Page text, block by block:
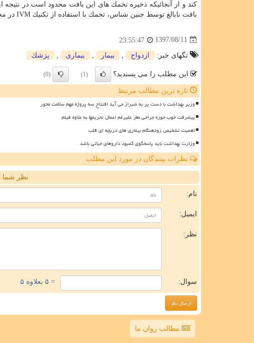
كند و از آنجائیكه ذخیره تخمك های این بافت محدود است در
بافت نابالغ توسط جنین شناس، تخمك با استفاده از تكنیك IVM در محیط آزمایشگاه، تكثیر و بالغ شود.
1397/08/11
23:55:47
تگهای خبر: ازدواج بیمار بیماری پزشك
این مطلب را می پسندید؟ (1)
(0)
تازه ترین مطالب مرتبط
وزیر بهداشت با دست پر به شیراز می آید افتتاح سه پروژه مهم سلامت محور
پیشرفت خوب حوزه جراحی مغز علیرغم اعمال تحریمها به علاوه فیلم
اهمیت تشخیص زودهنگام بیماری های دریچه ای قلب
وزارت بهداشت باید پاسخگوی کمبود داروهای حیاتی باشد
نظرات بینندگان در مورد این مطلب
نظر شما
نام:
ایمیل:
نظر:
سوال: = ۵ بعلاوه ۵
مطالب روان ما